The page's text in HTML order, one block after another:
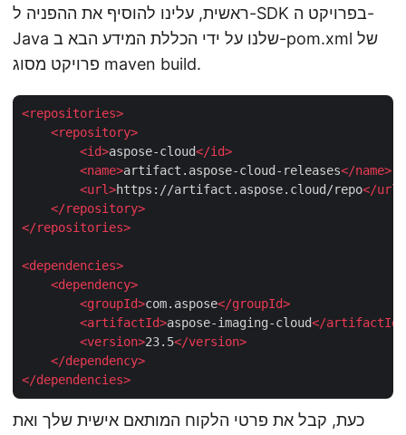
ראשית, עלינו להוסיף את ההפניה ל-SDK בפרויקט ה-
Java שלנו על ידי הכללת המידע הבא ב-pom.xml של
פרויקט מסוג maven build.
<repositories>
<repository>
<id>aspose-cloud</id>
<name>artifact.aspose-cloud-releases</name>
<url>https://artifact.aspose.cloud/repo</url
</repository>
</repositories>
<dependencies>
<dependency>
<groupId>com.aspose</groupId>
<artifactId>aspose-imaging-cloud</artifactId
<version>23.5</version>
</dependency>
</dependencies>
כעת, קבל את פרטי הלקוח המותאם אישית שלך ואת